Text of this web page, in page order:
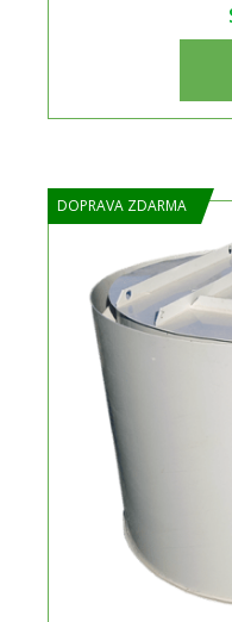
DOPRAVA ZDARMA